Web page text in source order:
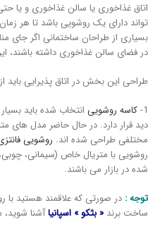
غذاخوری یا سالن غذاخوری و یا
دارای یک روشویی باشد تا هر زمان
از طراحان ساختمانی اگر جای
فضای سالن غذاخوری داشته باشند،
این بخش در اتاق پذیرایی باید از
کاسه روشوییانتخاب شده باید
قرار دارد. در حال حاضر مدل های
طراحی شده اند.روشویی فانتزی
با متریال خاص (سیمانی،
در بازار می باشند.
: در صورتی که علاقمند هستید
برند« بثکو » اسپانیاآشنا شوید،